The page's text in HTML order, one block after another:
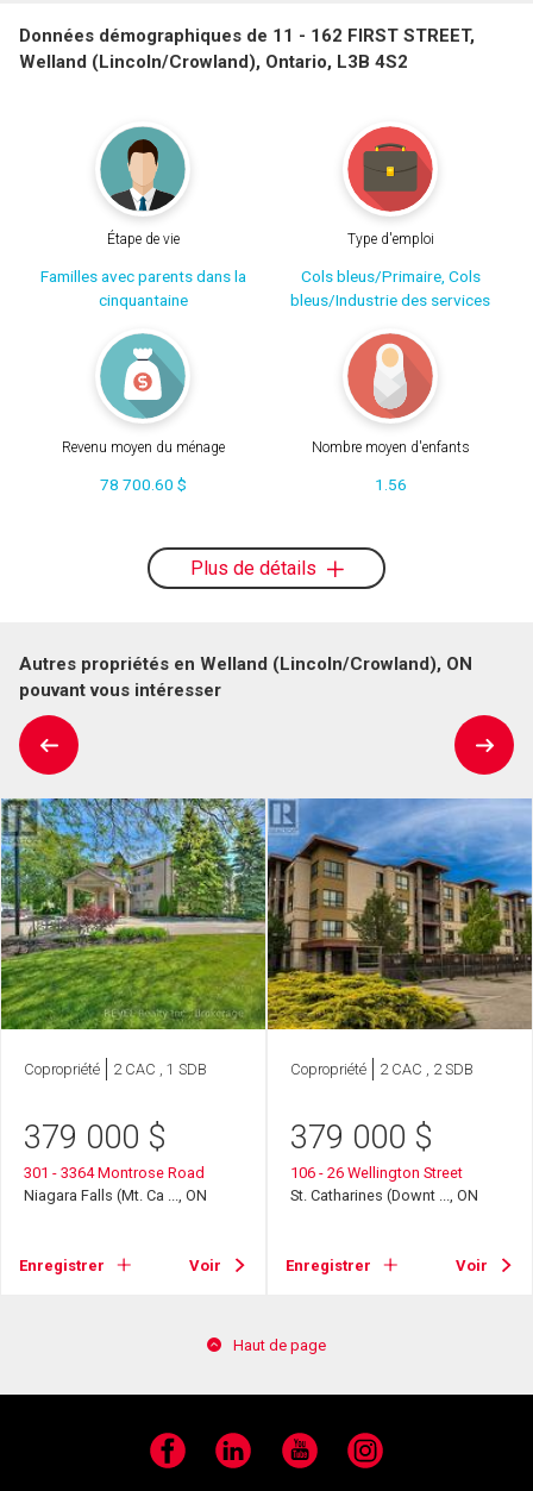
Données démographiques de 11 - 162 FIRST STREET,
Welland (Lincoln/Crowland), Ontario, L3B 4S2
Étape de vie
Familles avec parents dans la
cinquantaine
Type d'emploi
Cols bleus/Primaire, Cols
bleus/Industrie des services
Revenu moyen du ménage
78 700.60 $
Nombre moyen d'enfants
1.56
Plus de détails
Autres propriétés en Welland (Lincoln/Crowland), ON
pouvant vous intéresser
Copropriété 2 CAC , 1 SDB
379 000 $
301 - 3364 Montrose Road
Niagara Falls (Mt. Ca ..., ON
Enregistrer Voir
Copropriété 2 CAC , 2 SDB
379 000 $
106 - 26 Wellington Street
St. Catharines (Downt ..., ON
Enregistrer Voir
Haut de page
Facebook LinkedIn YouTube Instagram